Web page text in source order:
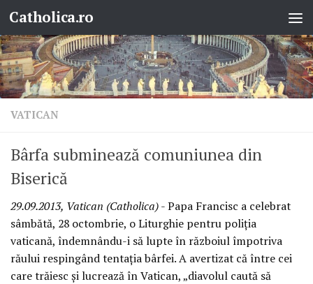
Skip to content
Catholica.ro
VATICAN
Bârfa subminează comuniunea din
Biserică
29.09.2013, Vatican (Catholica)- Papa Francisc a celebrat
sâmbătă, 28 octombrie, o Liturghie pentru poliţia
vaticană, îndemnându-i să lupte în războiul împotriva
răului respingând tentaţia bârfei. A avertizat că între cei
care trăiesc şi lucrează în Vatican, „diavolul caută să